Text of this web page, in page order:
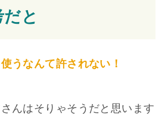
と
うなんて許されない！
んはそりゃそうだと思います